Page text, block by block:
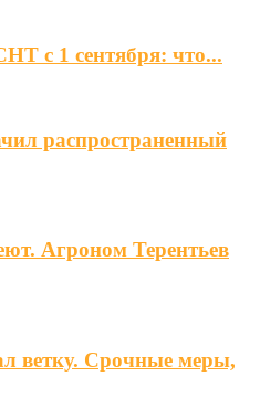
с 1 сентября: что...
распространенный
Агроном Терентьев
ветку. Срочные меры,